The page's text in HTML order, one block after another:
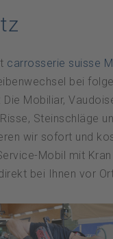
carrosserie suisse
bei
Die Mobiliar,
Steinschläge
wir sofort und
Mobil mit
bei Ihnen vor